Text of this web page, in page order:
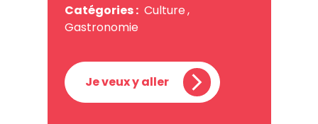
Catégories : Culture,
Gastronomie
Je veux y aller